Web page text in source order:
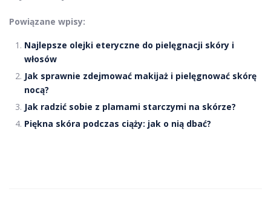
Powiązane wpisy:
Najlepsze olejki eteryczne do pielęgnacji skóry i
włosów
Jak sprawnie zdejmować makijaż i pielęgnować skórę
nocą?
Jak radzić sobie z plamami starczymi na skórze?
Piękna skóra podczas ciąży: jak o nią dbać?